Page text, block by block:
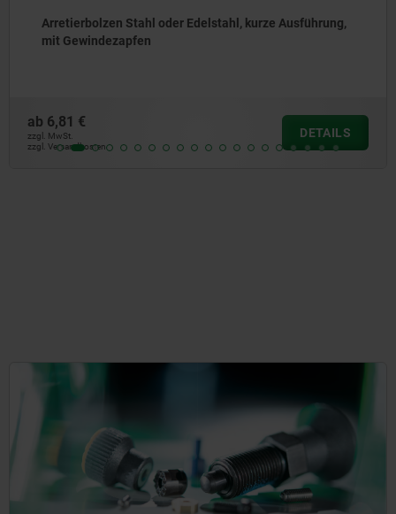
Arretierbolzen Stahl oder Edelstahl, ohne Bund, mit
Edelstahl-Zugring
ab5,01 €
zzgl. MwSt.
zzgl. Versandkosten
DETAILS